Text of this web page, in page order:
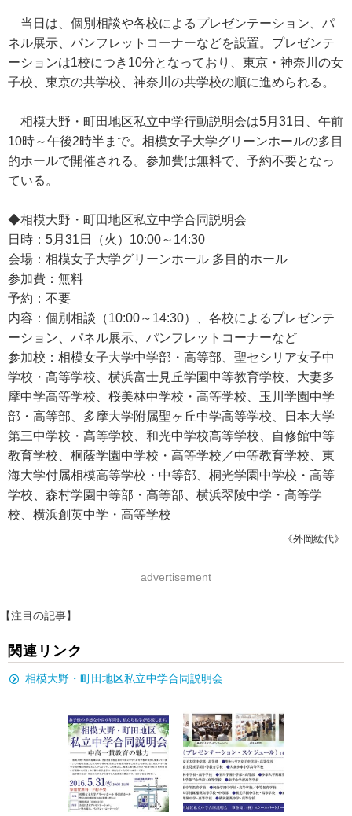
当日は、個別相談や各校によるプレゼンテーション、パ
ネル展示、パンフレットコーナーなどを設置。プレゼンテ
ーションは1校につき10分となっており、東京・神奈川の女
子校、東京の共学校、神奈川の共学校の順に進められる。
相模大野・町田地区私立中学行動説明会は5月31日、午前
10時～午後2時半まで。相模女子大学グリーンホールの多目
的ホールで開催される。参加費は無料で、予約不要となっ
ている。
◆相模大野・町田地区私立中学合同説明会
日時：5月31日（火）10:00～14:30
会場：相模女子大学グリーンホール 多目的ホール
参加費：無料
予約：不要
内容：個別相談（10:00～14:30）、各校によるプレゼンテ
ーション、パネル展示、パンフレットコーナーなど
参加校：相模女子大学中学部・高等部、聖セシリア女子中
学校・高等学校、横浜富士見丘学園中等教育学校、大妻多
摩中学高等学校、桜美林中学校・高等学校、玉川学園中学
部・高等部、多摩大学附属聖ヶ丘中学高等学校、日本大学
第三中学校・高等学校、和光中学校高等学校、自修館中等
教育学校、桐蔭学園中学校・高等学校／中等教育学校、東
海大学付属相模高等学校・中等部、桐光学園中学校・高等
学校、森村学園中等部・高等部、横浜翠陵中学・高等学
校、横浜創英中学・高等学校
《外岡紘代》
advertisement
【注目の記事】
関連リンク
相模大野・町田地区私立中学合同説明会